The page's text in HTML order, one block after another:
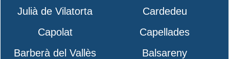
Julià de Vilatorta
Cardedeu
Capolat
Capellades
Barberà del Vallès
Balsareny